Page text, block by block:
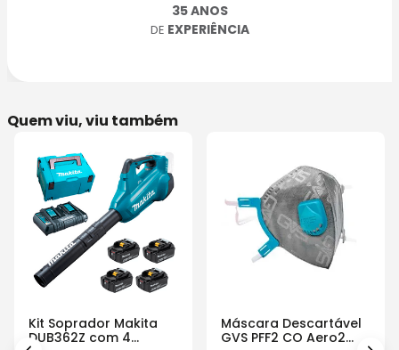
35 ANOS
DE EXPERIÊNCIA
Quem viu, viu também
Kit Soprador Makita
DUB362Z com 4
Máscara Descartável
GVS PFF2 CO Aero2